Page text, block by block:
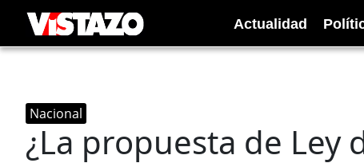
Actualidad
Nacional
¿La propuesta de Ley